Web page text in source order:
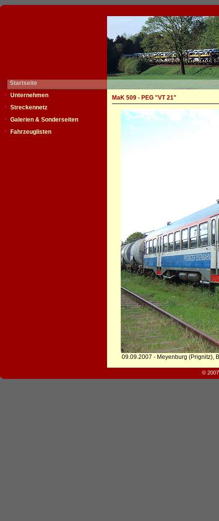
Startseite
Unternehmen
Streckennetz
Galerien & Sonderseiten
Fahrzeuglisten
MaK 509 - PEG "VT 21"
09.09.2007 - Meyenburg (Prignitz),
©